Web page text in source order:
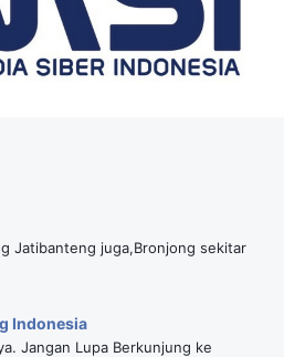
Jatibanteng juga,Bronjong sekitar
Indonesia
Jangan Lupa Berkunjung ke